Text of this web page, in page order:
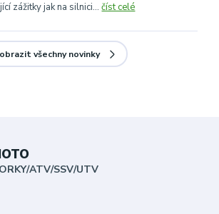
zážitky jak na silnici...číst celé
všechny novinky
ATV/SSV/UTV